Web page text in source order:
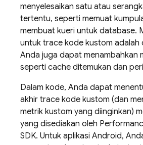
menyelesaikan satu atau
tertentu, seperti memuat
membuat kueri untuk database.
untuk trace kode kustom adalah
Anda juga dapat menambahkan
seperti cache ditemukan dan
Dalam kode, Anda dapat
akhir trace kode kustom (dan
metrik kustom yang diinginkan)
yang disediakan oleh
SDK. Untuk aplikasi Android,